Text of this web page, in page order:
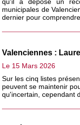
municipales de
dernier pour
Valenciennes :
Le 15 Mars 2026
Sur les cinq listes
peuvent se maintenir
qu'incertain, cependant